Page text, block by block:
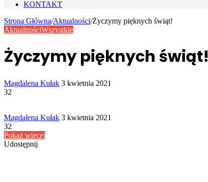
KONTAKT
Strona Główna/Aktualności/Życzymy pięknych świąt!
AktualnościWszystkie
Życzymy pięknych świąt!
Magdalena Kułak Send
3 kwietnia 2021
32
Magdalena Kułak Send
3 kwietnia 2021
32
Pokaż więcej
Udostępnij